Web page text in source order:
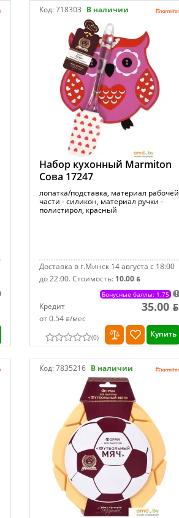
Код:718303 В наличии
Набор кухонный Marmiton
Сова 17247
лопатка/подставка, материал рабочей
части - силикон, материал ручки -
полистирол, красный
Доставка в г.Минск 14 августа с 18:00
до 22:00.Стоимость: 10.00 ƃ
Бонусные баллы: 1.75
Кредит
от 0.54 ƃ/мec
35.00 ƃ
(0) Купить
Код:7835216 В наличии